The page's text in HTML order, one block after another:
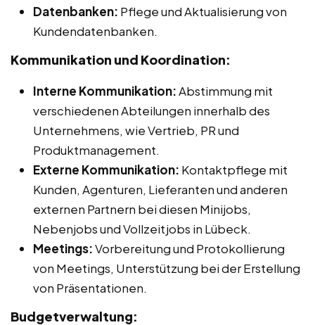
Datenbanken: Pflege und Aktualisierung von
Kundendatenbanken.
Kommunikation und Koordination:
Interne Kommunikation:Abstimmung mit
verschiedenen Abteilungen innerhalb des
Unternehmens, wie Vertrieb, PR und
Produktmanagement.
Externe Kommunikation: Kontaktpflege mit
Kunden, Agenturen, Lieferanten und anderen
externen Partnern bei diesen Minijobs,
Nebenjobs und Vollzeitjobs in Lübeck.
Meetings:Vorbereitung und Protokollierung
von Meetings, Unterstützung bei der Erstellung
von Präsentationen.
Budgetverwaltung: